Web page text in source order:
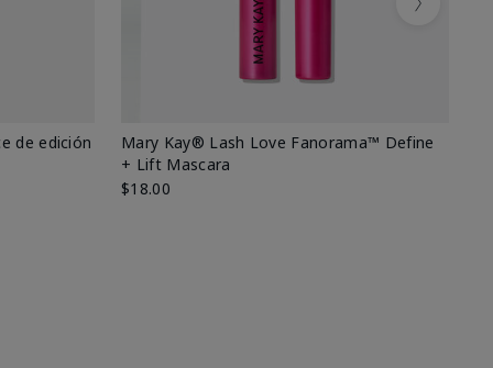
de edición
Mary Kay® Lash Love Fanorama™ Define
+ Lift Mascara
$18.00
Next